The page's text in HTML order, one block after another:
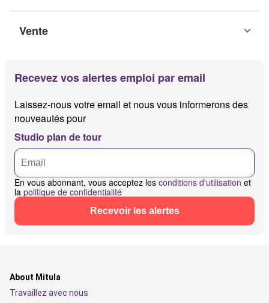
Vente
Recevez vos alertes emploi par email
Laissez-nous votre email et nous vous informerons des
nouveautés pour
Studio plan de tour
En vous abonnant, vous acceptez les conditions d'utilisation et
la politique de confidentialité
Recevoir les alertes
About Mitula
Travaillez avec nous